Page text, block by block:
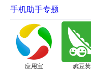
手机助手专题
应用宝 豌豆荚